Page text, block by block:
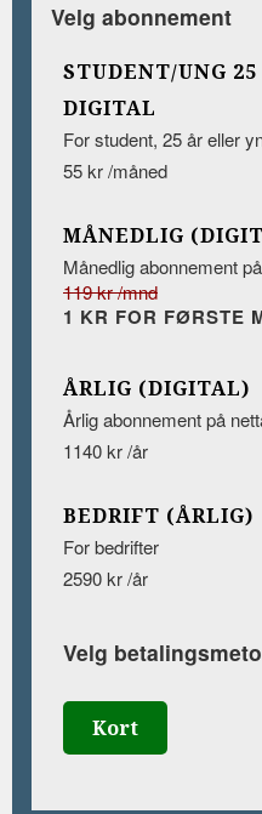
Velg abonnement
STUDENT/UNG
DIGITAL
For student, 25 år eller
55 kr /måned
MÅNEDLIG
Månedlig abonnement
119 kr /mnd
1
ÅRLIG (DIGITAL)
Årlig abonnement på
1140 kr /år
BEDRIFT (ÅRLIG)
For bedrifter
2590 kr /år
Velg
Kort